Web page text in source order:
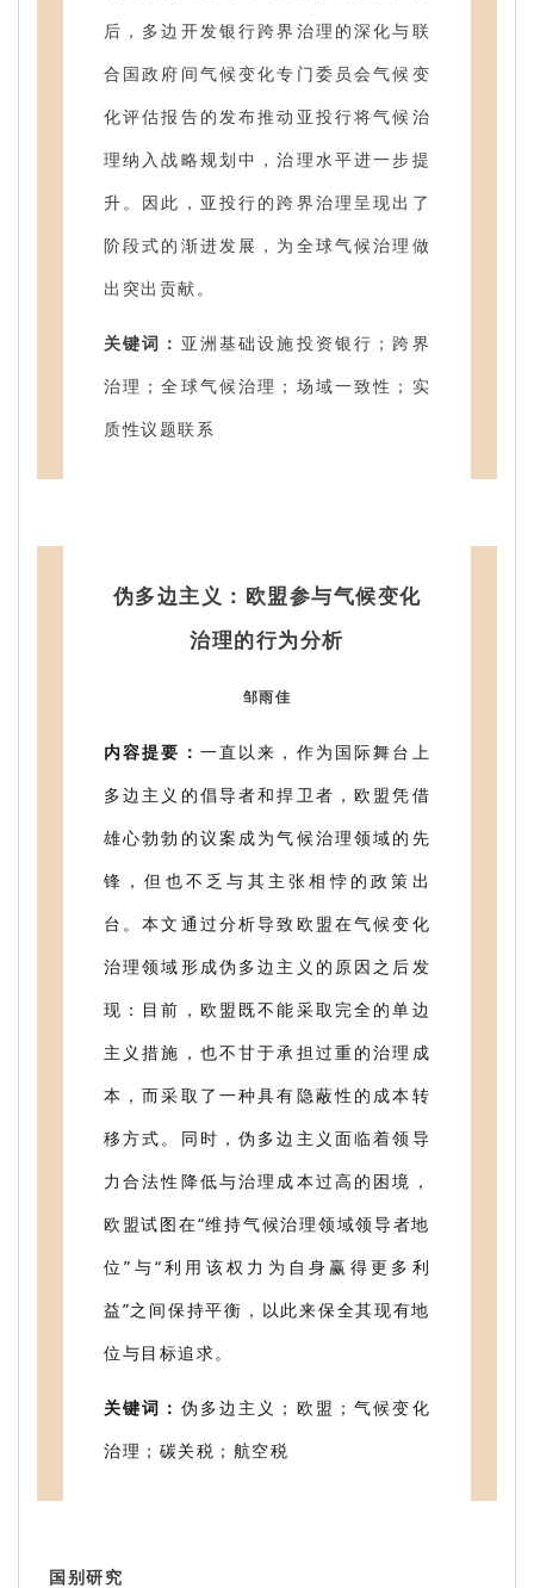
后，多边开发银行跨界治理的深化与联
合国政府间气候变化专门委员会气候变
化评估报告的发布推动亚投行将气候治
理纳入战略规划中，治理水平进一步提
升。因此，亚投行的跨界治理呈现出了
阶段式的渐进发展，为全球气候治理做
出突出贡献。
关键词： 亚洲基础设施投资银行；跨界
治理；全球气候治理；场域一致性；实
质性议题联系
伪多边主义：欧盟参与气候变化
治理的行为分析
邹雨佳
内容提要： 一直以来，作为国际舞台上
多边主义的倡导者和捍卫者，欧盟凭借
雄心勃勃的议案成为气候治理领域的先
锋，但也不乏与其主张相悖的政策出
台。本文通过分析导致欧盟在气候变化
治理领域形成伪多边主义的原因之后发
现：目前，欧盟既不能采取完全的单边
主义措施，也不甘于承担过重的治理成
本，而采取了一种具有隐蔽性的成本转
移方式。同时，伪多边主义面临着领导
力合法性降低与治理成本过高的困境，
欧盟试图在“维持气候治理领域领导者地
位”与“利用该权力为自身赢得更多利
益”之间保持平衡，以此来保全其现有地
位与目标追求。
关键词： 伪多边主义；欧盟；气候变化
治理；碳关税；航空税
国别研究